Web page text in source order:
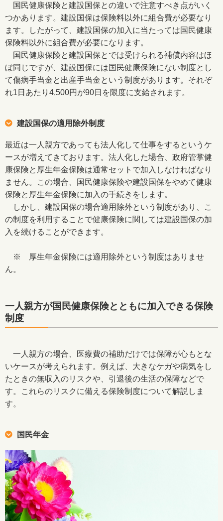
国民健康保険と建設国保との違いで注意すべき点がいく
つかあります。建設国保は保険料以外に組合費が必要なり
ます。したがって、建設国保の加入に当たっては国民健康
保険料以外に組合費が必要になります。
国民健康保険と建設国保とでは受けられる補償内容はほ
ぼ同じですが、建設国保には国民健康保険にない制度とし
て傷病手当金と出産手当金という制度があります。それぞ
れ1日あたり4,500円が90日を限度に支給されます。
建設国保の適用除外制度
最近は一人親方であっても法人化して仕事をするというケ
ースが増えてきております。法人化した場合、政府管掌健
康保険と厚生年金保険は通常セットで加入しなければなり
ません。この場合、国民健康保険や建設国保をやめて健康
保険と厚生年金保険に加入の手続きをします。
しかし、建設国保の場合適用除外という制度があり、こ
の制度を利用することで健康保険に関しては建設国保の加
入を続けることができます。
※ 厚生年金保険には適用除外という制度はありませ
ん。
一人親方が国民健康保険とともに加入できる保険
制度
一人親方の場合、医療費の補助だけでは保障が心もとな
いケースが考えられます。例えば、大きなケガや病気をし
たときの無収入のリスクや、引退後の生活の保障などで
す。これらのリスクに備える保険制度について解説しま
す。
国民年金